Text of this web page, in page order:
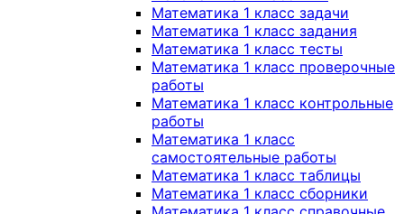
Математика 1 класс задачи
Математика 1 класс задания
Математика 1 класс тесты
Математика 1 класс проверочные
работы
Математика 1 класс контрольные
работы
Математика 1 класс
самостоятельные работы
Математика 1 класс таблицы
Математика 1 класс сборники